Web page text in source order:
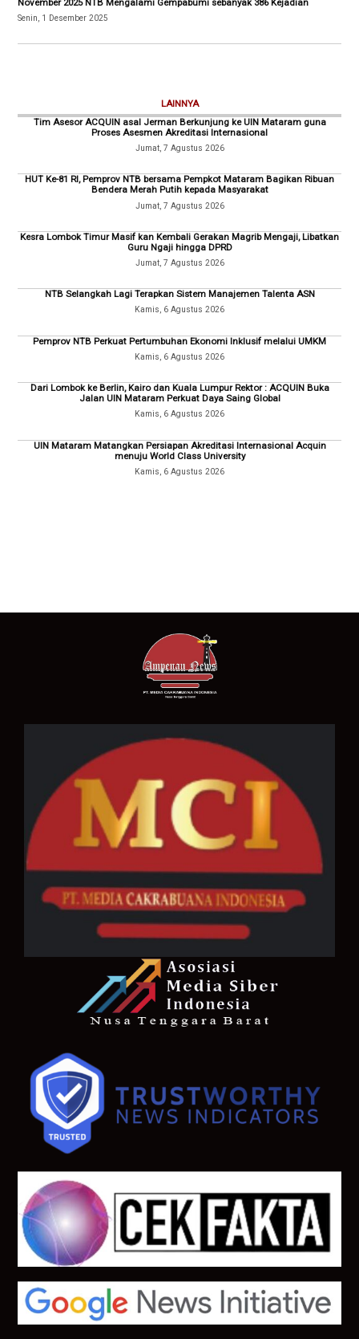
Senin, 1 Desember 2025
LAINNYA
Tim Asesor ACQUIN asal Jerman Berkunjung ke UIN Mataram guna
Proses Asesmen Akreditasi Internasional
Jumat, 7 Agustus 2026
HUT Ke-81 RI, Pemprov NTB bersama Pempkot Mataram Bagikan Ribuan
Bendera Merah Putih kepada Masyarakat
Jumat, 7 Agustus 2026
Kesra Lombok Timur Masif kan Kembali Gerakan Magrib Mengaji, Libatkan
Guru Ngaji hingga DPRD
Jumat, 7 Agustus 2026
NTB Selangkah Lagi Terapkan Sistem Manajemen Talenta ASN
Kamis, 6 Agustus 2026
Pemprov NTB Perkuat Pertumbuhan Ekonomi Inklusif melalui UMKM
Kamis, 6 Agustus 2026
Dari Lombok ke Berlin, Kairo dan Kuala Lumpur Rektor : ACQUIN Buka
Jalan UIN Mataram Perkuat Daya Saing Global
Kamis, 6 Agustus 2026
UIN Mataram Matangkan Persiapan Akreditasi Internasional Acquin
menuju World Class University
Kamis, 6 Agustus 2026